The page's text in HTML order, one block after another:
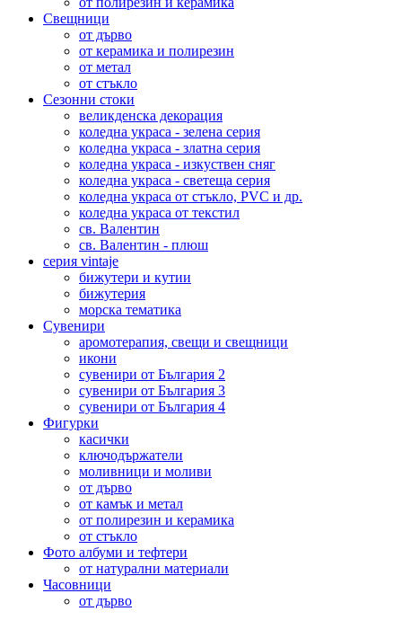
Свещници
от дърво
от керамика и полирезин
от метал
от стъкло
Сезонни стоки
великденска декорация
коледна украса - зелена серия
коледна украса - златна серия
коледна украса - изкуствен сняг
коледна украса - светеща серия
коледна украса от стъкло, PVC и др.
коледна украса от текстил
св. Валентин
св. Валентин - плюш
серия vintaje
бижутери и кутии
бижутерия
морска тематика
Сувенири
аромотерапия, свещи и свещници
икони
сувенири от България 2
сувенири от България 3
сувенири от България 4
Фигурки
касички
ключодържатели
моливници и моливи
от дърво
от камък и метал
от полирезин и керамика
от стъкло
Фото албуми и тефтери
от натурални материали
Часовници
от дърво